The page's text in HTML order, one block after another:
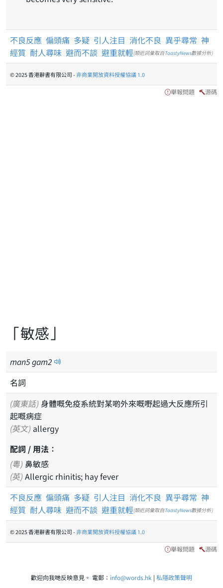
不良反應 偏頭痛 多疑 引人注目 消化不良 異乎尋常 神
經質 耐人尋味 避而不談 避重就輕(類近詞彙取自ToastyNews數據分析)
© 2025 香港辭書有限公司 -非商業開放資料授權協議 1.0
舉報問題 源碼
「敏感」
man5gam2
名詞
(廣東話) 身體嘅免疫系統對某啲外來嘅嘢起過大反應所引
起嘅病症
(英文) allergy
配詞 / 用法：
(粵) 鼻敏感
(英) Allergic rhinitis; hay fever
不良反應 偏頭痛 多疑 引人注目 消化不良 異乎尋常 神
經質 耐人尋味 避而不談 避重就輕(類近詞彙取自ToastyNews數據分析)
© 2025 香港辭書有限公司 -非商業開放資料授權協議 1.0
舉報問題 源碼
歡迎向我哋反映意見。 電郵： info@words.hk | 私隱政策聲明